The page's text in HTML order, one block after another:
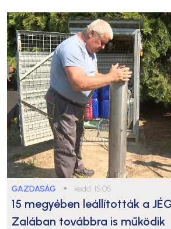
GAZDASÁG ● kedd, 15:05
15 megyében leállították a
Zalában továbbra is működik